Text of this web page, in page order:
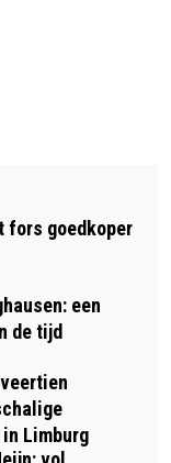
UITJE
fors goedkoper
een
de tijd
Limburg